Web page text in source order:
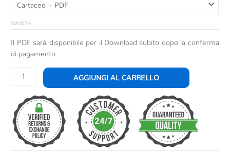
SVUOTA
Il PDF sarà disponibile per il Download subito dopo la conferma
di pagamento.
START
quantità
AGGIUNGI AL CARRELLO